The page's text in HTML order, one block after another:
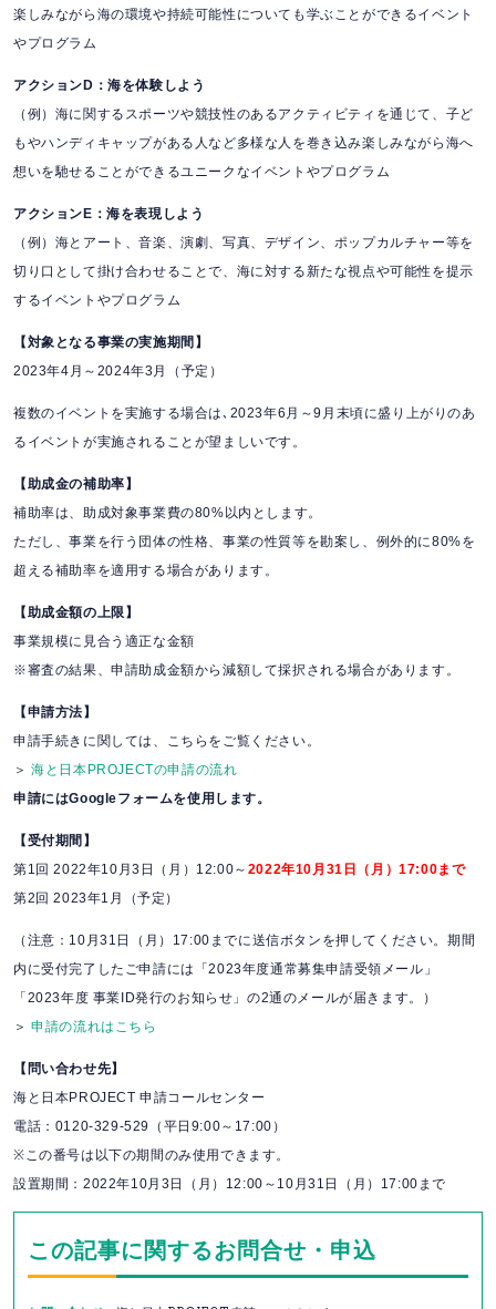
楽しみながら海の環境や持続可能性についても学ぶことができるイベント
やプログラム
アクションD：海を体験しよう
（例）海に関するスポーツや競技性のあるアクティビティを通じて、子ど
もやハンディキャップがある人など多様な人を巻き込み楽しみながら海へ
想いを馳せることができるユニークなイベントやプログラム
アクションE：海を表現しよう
（例）海とアート、音楽、演劇、写真、デザイン、ポップカルチャー等を
切り口として掛け合わせることで、海に対する新たな視点や可能性を提示
するイベントやプログラム
【対象となる事業の実施期間】
2023年4月～2024年3月（予定）
複数のイベントを実施する場合は､2023年6月～9月末頃に盛り上がりのあ
るイベントが実施されることが望ましいです。
【助成金の補助率】
補助率は、助成対象事業費の80%以内とします。
ただし、事業を行う団体の性格、事業の性質等を勘案し、例外的に80%を
超える補助率を適用する場合があります。
【助成金額の上限】
事業規模に見合う適正な金額
※審査の結果、申請助成金額から減額して採択される場合があります。
【申請方法】
申請手続きに関しては、こちらをご覧ください。
＞海と日本PROJECTの申請の流れ
申請にはGoogleフォームを使用します。
【受付期間】
第1回 2022年10月3日（月）12:00～ 2022年10月31日（月）17:00まで
第2回 2023年1月（予定）
（注意：10月31日（月）17:00までに送信ボタンを押してください。期間
内に受付完了したご申請には「2023年度通常募集申請受領メール」
「2023年度 事業ID発行のお知らせ」の2通のメールが届きます。）
＞申請の流れはこちら
【問い合わせ先】
海と日本PROJECT 申請コールセンター
電話：0120-329-529（平日9:00～17:00）
※この番号は以下の期間のみ使用できます。
設置期間：2022年10月3日（月）12:00～10月31日（月）17:00まで
この記事に関するお問合せ・申込